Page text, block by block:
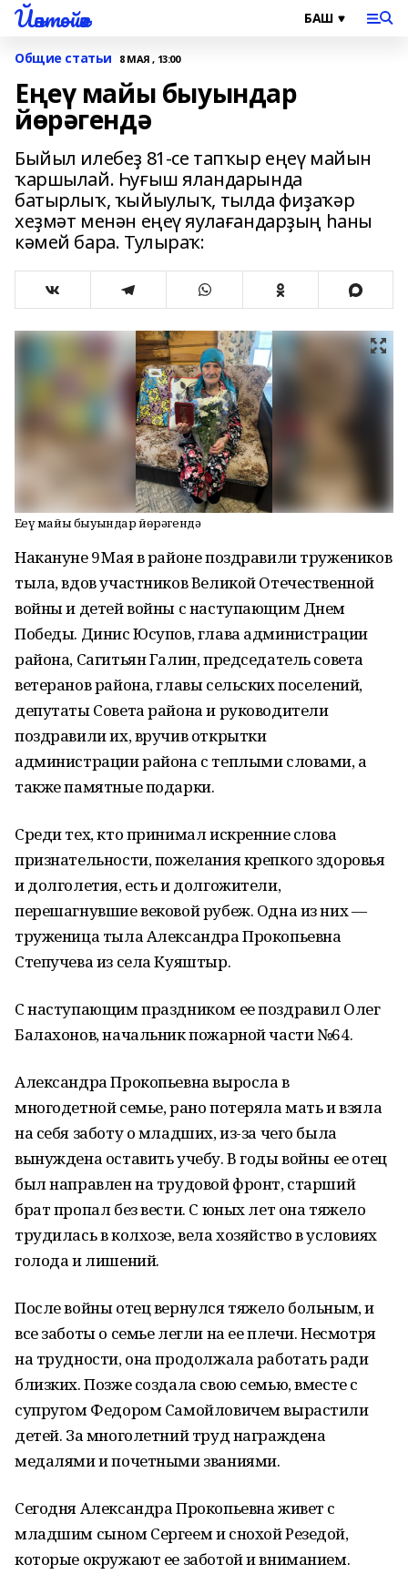
Йәнтөйәк
Общие статьи 8 МАЯ , 13:00
Еңеү майы быуындар
йөрәгендә
Быйыл илебеҙ 81-се тапҡыр еңеү майын
ҡаршылай. Һуғыш яландарында
батырлыҡ, ҡыйыулыҡ, тылда фиҙаҡәр
хеҙмәт менән еңеү яулағандарҙың һаны
кәмей бара. Тулыраҡ:
Еңеү майы быуындар йөрәгендә
Накануне 9 Мая в районе поздравили тружеников
тыла, вдов участников Великой Отечественной
войны и детей войны с наступающим Днем
Победы. Динис Юсупов, глава администрации
района, Сагитьян Галин, председатель совета
ветеранов района, главы сельских поселений,
депутаты Совета района и руководители
поздравили их, вручив открытки
администрации района с теплыми словами, а
также памятные подарки.
Среди тех, кто принимал искренние слова
признательности, пожелания крепкого здоровья
и долголетия, есть и долгожители,
перешагнувшие вековой рубеж. Одна из них —
труженица тыла Александра Прокопьевна
Степучева из села Куяштыр.
С наступающим праздником ее поздравил Олег
Балахонов, начальник пожарной части №64.
Александра Прокопьевна выросла в
многодетной семье, рано потеряла мать и взяла
на себя заботу о младших, из-за чего была
вынуждена оставить учебу. В годы войны ее отец
был направлен на трудовой фронт, старший
брат пропал без вести. С юных лет она тяжело
трудилась в колхозе, вела хозяйство в условиях
голода и лишений.
После войны отец вернулся тяжело больным, и
все заботы о семье легли на ее плечи. Несмотря
на трудности, она продолжала работать ради
близких. Позже создала свою семью, вместе с
супругом Федором Самойловичем вырастили
детей. За многолетний труд награждена
медалями и почетными званиями.
Сегодня Александра Прокопьевна живет с
младшим сыном Сергеем и снохой Резедой,
которые окружают ее заботой и вниманием.